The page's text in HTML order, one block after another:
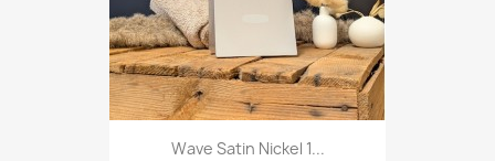
Wave Satin Nickel 1...